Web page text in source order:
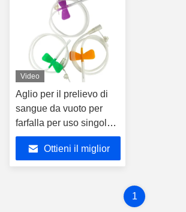
Video
Aglio per il prelievo di
sangue da vuoto per
farfalla per uso singolo
in ospedale
Ottieni il miglior
1